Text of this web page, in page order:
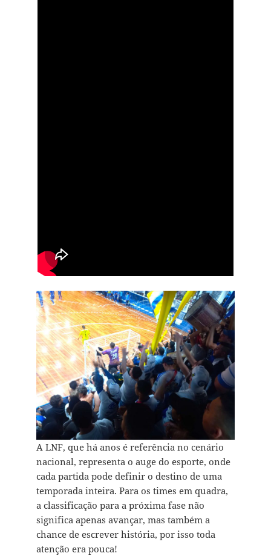
A LNF, que há anos é referência no cenário
nacional, representa o auge do esporte, onde
cada partida pode definir o destino de uma
temporada inteira. Para os times em quadra,
a classificação para a próxima fase não
significa apenas avançar, mas também a
chance de escrever história, por isso toda
atenção era pouca!